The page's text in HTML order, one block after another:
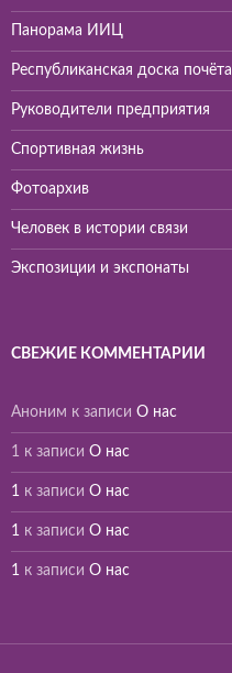
Панорама ИИЦ
Республиканская доска почёта
Руководители предприятия
Спортивная жизнь
Фотоархив
Человек в истории связи
Экспозиции и экспонаты
СВЕЖИЕ КОММЕНТАРИИ
Аноним к записи О нас
1 к записи О нас
1 к записи О нас
1 к записи О нас
1 к записи О нас